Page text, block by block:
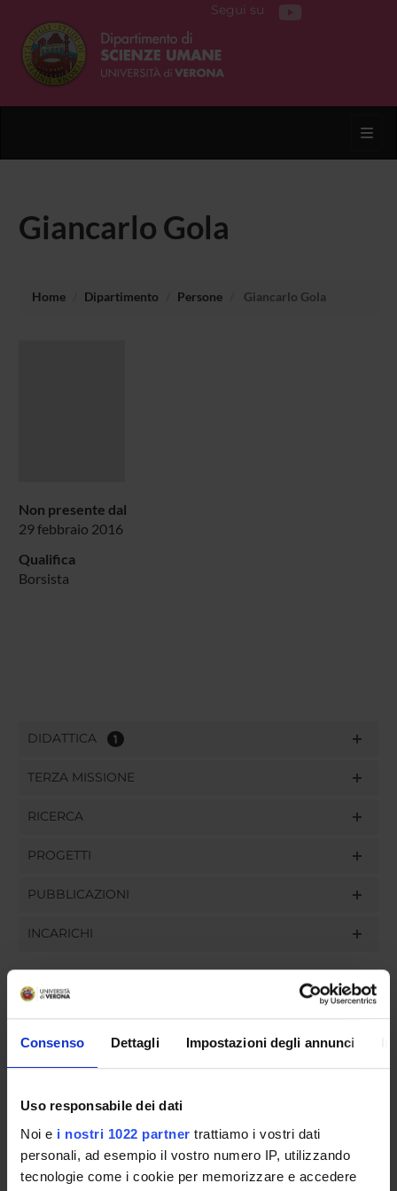
Consenso Dettagli Impostazioni degli annunci
Uso responsabile dei dati
Noi e i nostri 1022 partner trattiamo i vostri dati
personali, ad esempio il vostro numero IP, utilizzando
tecnologie come i cookie per memorizzare e accedere
Segui su
Giancarlo Gola
Home Dipartimento Persone Giancarlo Gola
Non presente dal
29 febbraio 2016
Qualifica
Borsista
DIDATTICA 1
TERZA MISSIONE
RICERCA
PROGETTI
PUBBLICAZIONI
INCARICHI
GOVERNANCE
COMMISSIONI
UFFICI E STRUTTURE DI SERVIZIO
SERVIZI DI SEGRETERIA STUDENTI